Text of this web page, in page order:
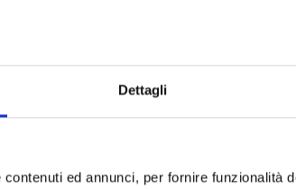
Dettagli
ed annunci, per fornire funzionalità
pieza atemporal que se adapta perfectamente a
oculta discretamente un amplio compartimento
de pies disponibles, es posible modificar la altura
comodidad.
detalles y las curvas sinuosas crean un efecto
refinamiento y lujo.